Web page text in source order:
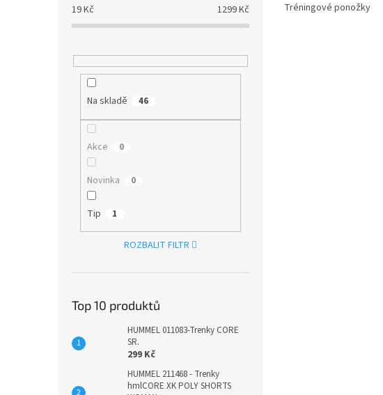
19Kč 1299Kč
Na skladě 46
Akce 0
Novinka 0
Tip 1
ROZBALIT FILTR
Top 10 produktů
HUMMEL 011083-Trenky CORE
SR.
299 Kč
HUMMEL 211468 - Trenky
hmlCORE XK POLY SHORTS
z
Tréningové ponožky